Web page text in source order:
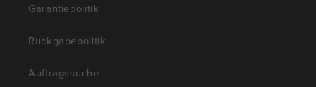
Garantiepolitik
Rückgabepolitik
Auftragssuche